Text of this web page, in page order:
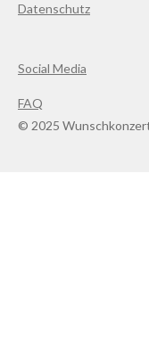
Datenschutz
Social Media
FAQ
© 2025